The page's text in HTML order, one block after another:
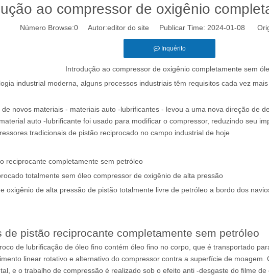
ao compressor de oxigênio
Número Browse:0 Autor:editor do site Publicar Time: 2024-01-08
Inquérito
Introdução ao compressor de oxigênio completamente sem
industrial moderna, alguns processos industriais têm requisitos cada vez
novos materiais - materiais auto -lubrificantes - levou a uma nova direção de
auto -lubrificante foi usado para modificar o compressor, reduzindo seu
tradicionais de pistão reciprocado no campo industrial de hoje
reciprocante completamente sem petróleo
totalmente sem óleo compressor de oxigênio de alta pressão
oxigênio de alta pressão de pistão totalmente livre de petróleo a bordo dos
de pistão reciprocante completamente sem petróleo
de lubrificação de óleo fino contém óleo fino no corpo, que é transportado
linear rotativo e alternativo do compressor contra a superfície de
e o trabalho de compressão é realizado sob o efeito anti -desgaste do filme